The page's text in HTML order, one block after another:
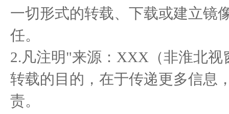
Honda携全领域产品及安全
一切形式的转载、下载或建立镜
任。
2.凡注明"来源：XXX（非淮北
转载的目的，在于传递更多信息
责。